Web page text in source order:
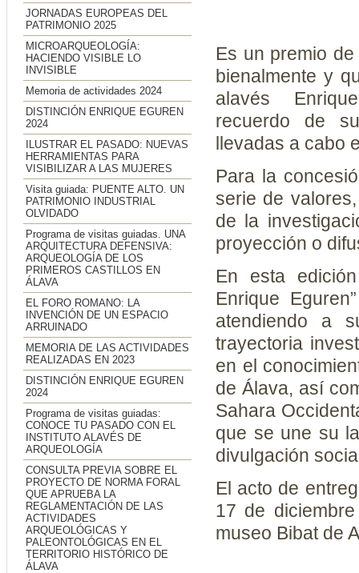
JORNADAS EUROPEAS DEL
PATRIMONIO 2025
MICROARQUEOLOGÍA:
HACIENDO VISIBLE LO
INVISIBLE
Memoria de actividades 2024
DISTINCIÓN ENRIQUE EGUREN
2024
ILUSTRAR EL PASADO: NUEVAS
HERRAMIENTAS PARA
VISIBILIZAR A LAS MUJERES
Visita guiada: PUENTE ALTO. UN
PATRIMONIO INDUSTRIAL
OLVIDADO
Programa de visitas guiadas. UNA
ARQUITECTURA DEFENSIVA:
ARQUEOLOGÍA DE LOS
PRIMEROS CASTILLOS EN
ÁLAVA
EL FORO ROMANO: LA
INVENCIÓN DE UN ESPACIO
ARRUINADO
MEMORIA DE LAS ACTIVIDADES
REALIZADAS EN 2023
DISTINCIÓN ENRIQUE EGUREN
2024
Programa de visitas guiadas:
CONOCE TU PASADO CON EL
INSTITUTO ALAVÉS DE
ARQUEOLOGÍA
CONSULTA PREVIA SOBRE EL
PROYECTO DE NORMA FORAL
QUE APRUEBA LA
REGLAMENTACIÓN DE LAS
ACTIVIDADES
ARQUEOLÓGICAS Y
PALEONTOLÓGICAS EN EL
TERRITORIO HISTÓRICO DE
ÁLAVA
Es un premio
bienalmente y
alavés
recuerdo de
llevadas a cabo
Para la
serie de
de la
proyección o
En esta
Enrique
atendiendo a
trayectoria
en el
de Álava, así
Sahara
que se une su
divulgación
El acto de
17 de
museo Bibat de